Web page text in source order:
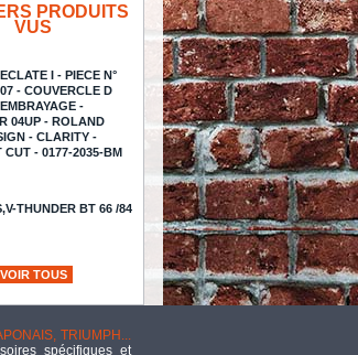
PRODUITS
VUS
ECLATE I - PIECE N°
07 - COUVERCLE D
EMBRAYAGE -
04UP - ROLAND
- CLARITY -
CUT - 0177-2035-BM
THUNDER BT 66 /84
CHOPPERS - 1 1/4"
GLIDE FLTR
VOIR TOUS
TRIUMPH...
spécifiques et